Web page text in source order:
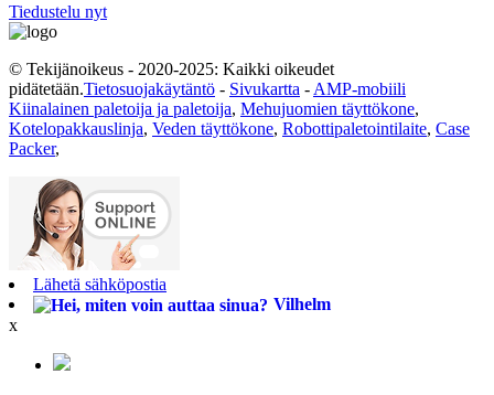
Tiedustelu nyt
© Tekijänoikeus - 2020-2025: Kaikki oikeudet
pidätetään.Tietosuojakäytäntö - Sivukartta - AMP-mobiili
Kiinalainen paletoija ja paletoija, Mehujuomien täyttökone,
Kotelopakkauslinja, Veden täyttökone, Robottipaletointilaite, Case
Packer,
Lähetä sähköpostia
Vilhelm
x